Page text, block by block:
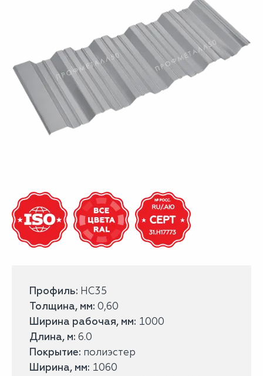
Профиль: НС35
Толщина, мм: 0,60
Ширина рабочая, мм: 1000
Длина, м: 6.0
Покрытие: полиэстер
Ширина, мм: 1060